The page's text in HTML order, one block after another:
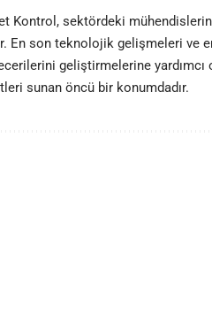
Kontrol, sektördeki
En son teknolojik gelişmeleri ve
geliştirmelerine
sunan öncü bir konumdadır.